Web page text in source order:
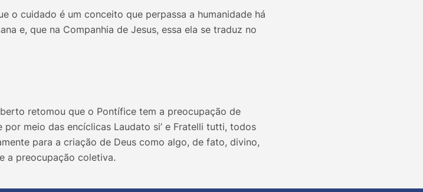
o cuidado é um conceito que perpassa a humanidade há
e, que na Companhia de Jesus, essa ela se traduz no
retomou que o Pontífice tem a preocupação de
meio das encíclicas Laudato si’ e Fratelli tutti, todos
para a criação de Deus como algo, de fato, divino,
a preocupação coletiva.